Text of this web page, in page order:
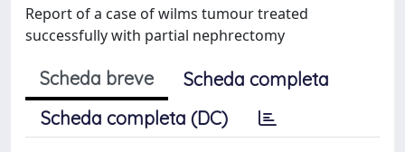
Report of a case of wilms tumour treated
successfully with partial nephrectomy
Scheda breve
Scheda completa
Scheda completa (DC)